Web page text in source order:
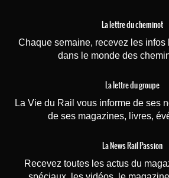
La lettre du cheminot
Chaque semaine, recevez les
dans le monde des
La lettre du groupe
La Vie du Rail vous informe de ses
de ses magazines, livres,
La News Rail Passion
Recevez toutes les actus du